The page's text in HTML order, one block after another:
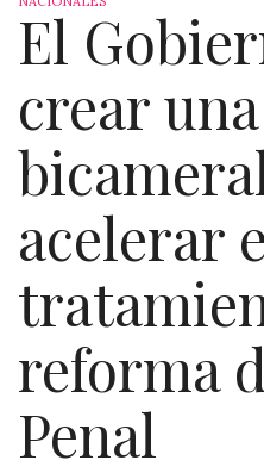
El
crear
acelerar
reforma
Penal